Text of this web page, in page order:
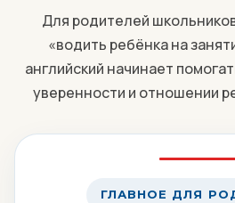
Для родителей
«водить ребёнка на
английский начинает
уверенности и отношении
ГЛАВНОЕ ДЛЯ